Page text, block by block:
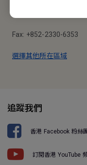
Fax: +852-2330-6353
選擇其他所在區域
追蹤我們
香港 Facebook 粉絲
訂閱香港 YouTube